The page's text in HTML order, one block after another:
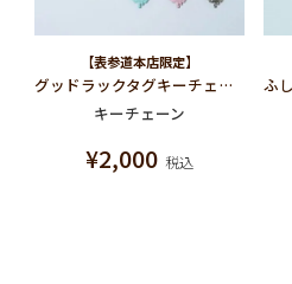
【表参道本店限定】
グッドラックタグキーチェーン
キーチェーン
¥2,000 税込